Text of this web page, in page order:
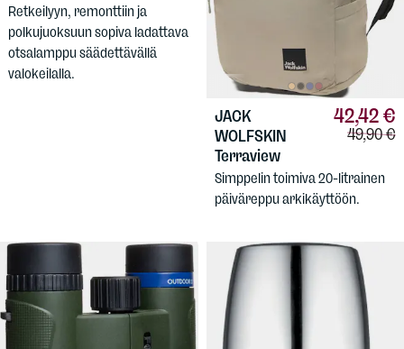
Retkeilyyn, remonttiin ja
polkujuoksuun sopiva ladattava
otsalamppu säädettävällä
valokeilalla.
42,42 €
49,90 €
JACK
WOLFSKIN
Terraview
Simppelin toimiva 20-litrainen
päiväreppu arkikäyttöön.